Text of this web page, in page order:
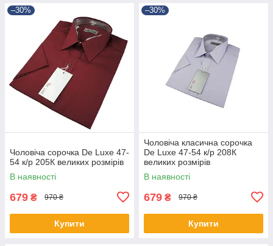
–30%
Чоловіча сорочка De Luxe 47-
54 к/р 205К великих розмірів
В наявності
679 ₴ 970 ₴
Купити
–30%
Чоловіча класична сорочка
De Luxe 47-54 к/р 208К
великих розмірів
В наявності
679 ₴ 970 ₴
Купити